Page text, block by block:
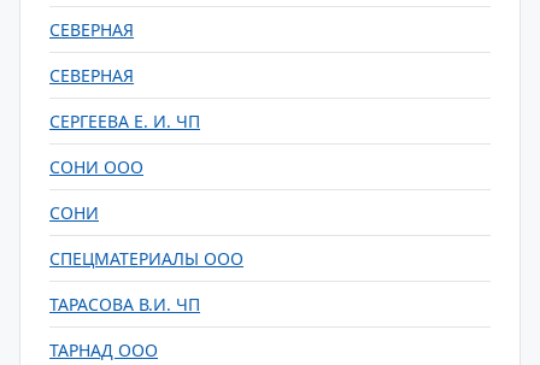
СЕВЕРНАЯ
СЕВЕРНАЯ
СЕРГЕЕВА Е. И. ЧП
СОНИ ООО
СОНИ
СПЕЦМАТЕРИАЛЫ ООО
ТАРАСОВА В.И. ЧП
ТАРНАД ООО